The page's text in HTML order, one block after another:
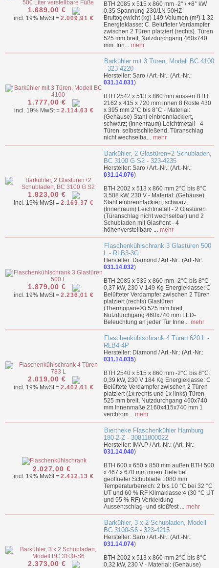
1.689,00 €
incl. 19% MwSt = 2.009,91 €
BTH 2085 x 515 x 860 mm -2° / +8° kW
0.35 Spannung 230/1N 50HZ
Bruttogewicht (kg) 149 Volumen (m³) 1.32
Energieklasse: C. Belüfteter Verdampfer
zwischen 2 Türen platziert (rechts). Türen
525 mm breit, Nutzdurchgang 460x740
mm. Inn... mehr
1.777,00 €
incl. 19% MwSt = 2.114,63 €
Barkühler mit 3 Türen, Modell BC 4100
- 323-4220
Hersteller: Saro / Art.-Nr.: (Art.-Nr.:
031.14.031)
BTH 2542 x 513 x 860 mm aussen BTH
2162 x 415 x 720 mm innen 8 Roste 430
x 395 mm 2°C bis 8°C - Material:
(Gehäuse) Stahl einbrennlackiert,
schwarz; (Innenraum) Leichtmetall - 4
Türen, selbstschließend, Türanschlag
nicht wechselba... mehr
1.823,00 €
incl. 19% MwSt = 2.169,37 €
Barkühler, 2 Glastüren+2 Schubladen,
BC 3100 G S2 - 323-4235
Hersteller: Saro / Art.-Nr.: (Art.-Nr.:
031.14.076)
BTH 2002 x 513 x 860 mm 2°C bis 8°C
3,508 kW, 230 V - Material: (Gehäuse)
Stahl einbrennlackiert, schwarz;
(Innenraum) Leichtmetall - 2 Glastüren
(Türanschlag nicht wechselbar) und 2
Schubladen mit Glasfront - 4
höhenverstellbare ... mehr
1.879,00 €
incl. 19% MwSt = 2.236,01 €
Flaschenkühlschrank 3 Glastüren 500
L - RLB3-3G
Hersteller: Diamond / Art.-Nr.: (Art.-Nr.:
031.14.032)
BTH 2085 x 535 x 860 mm -2°C bis 8°C
0,37 kW, 230 V 149 Kg Energieklasse: C
Belüfteter Verdampfer zwischen 2 Türen
platziert (rechts) Glastüren
(Thermopane®) 525 mm breit,
Nutzdurchgang 460x740 mm LED-
Beleuchtung an jeder Tür Inne... mehr
2.019,00 €
incl. 19% MwSt = 2.402,61 €
Flaschenkühlschrank 4 Türen 620 L -
RLB4-4P
Hersteller: Diamond / Art.-Nr.: (Art.-Nr.:
031.14.035)
BTH 2540 x 515 x 860 mm -2°C bis 8°C
0,39 kW, 230 V 184 Kg Energieklasse: C
Belüftete Verdampfer zwischen 2 Türen
platziert (1x rechts und 1x links) Türen
525 mm breit, Nutzdurchgang 460x740
mm Innenmaße 2160x415x740 mm 1
verchrom... mehr
2.027,00 €
incl. 19% MwSt = 2.412,13 €
Biertheke Flaschenkühler Hamburg
180-2-Z - 3081180002Z
Hersteller: IMA.P / Art.-Nr.: (Art.-Nr.:
031.14.040)
BTH 600 x 650 x 850 mm außen BTH 500
x 467 x 670 mm innen Tiefe bei
geöffneter Schublade 1080 mm
Temperaturbereich: 2 bis 10 °C bei 32 °C
UT und 60 % RF Klimaklasse:4 (30 °C UT
und 55 % RF) Verkleidung
Aussen:schlag- und stoßfest ... mehr
2.373,00 €
Barkühler, 3 x 2 Schubladen, Modell
BC 3100-S6 - 323-4215
Hersteller: Saro / Art.-Nr.: (Art.-Nr.:
031.14.074)
BTH 2002 x 513 x 860 mm 2°C bis 8°C
0,32 kW, 230 V - Material: (Gehäuse)